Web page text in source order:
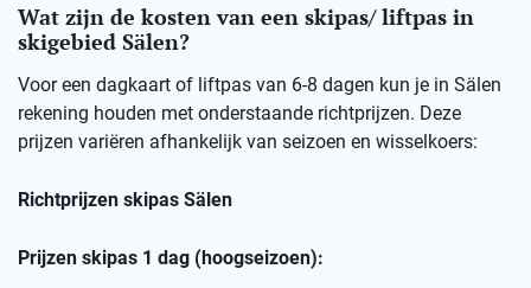
Wat zijn de kosten van een skipas/ liftpas in
skigebied Sälen?
Voor een dagkaart of liftpas van 6-8 dagen kun je in Sälen
rekening houden met onderstaande richtprijzen. Deze
prijzen variëren afhankelijk van seizoen en wisselkoers:
Richtprijzen skipas Sälen
Prijzen skipas 1 dag (hoogseizoen):